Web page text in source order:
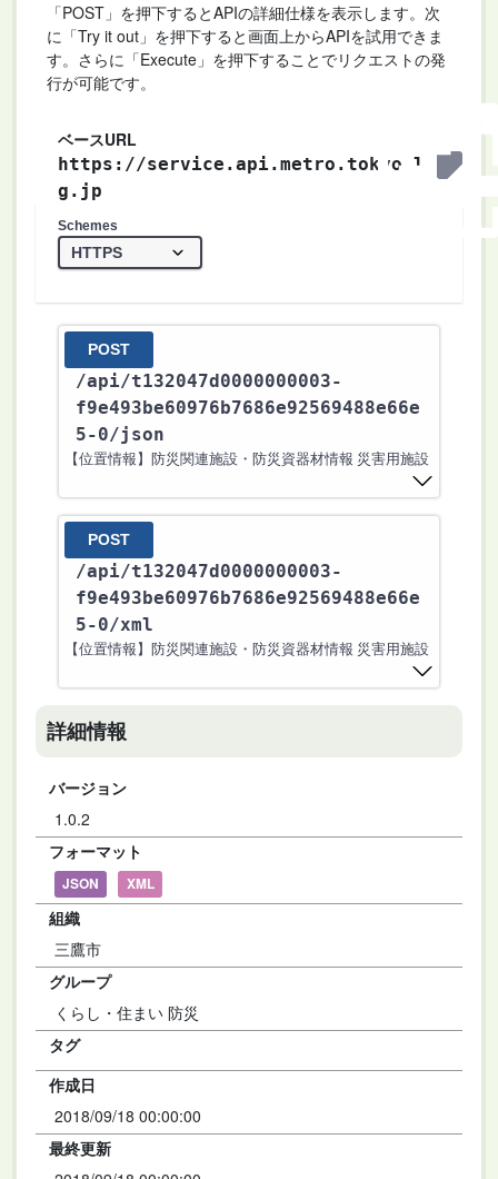
「POST」を押下するとAPIの詳細仕様を表示します。次
に「Try it out」を押下すると画面上からAPIを試用できま
す。さらに「Execute」を押下することでリクエストの発
行が可能です。
ベースURL
https://service.api.metro.tokyo.l
g.jp
Schemes
POST
/api/t132047d0000000003-
f9e493be60976b7686e92569488e66e
5-0/json
【位置情報】防災関連施設・防災資器材情報 災害用施設
POST
/api/t132047d0000000003-
f9e493be60976b7686e92569488e66e
5-0/xml
【位置情報】防災関連施設・防災資器材情報 災害用施設
詳細情報
バージョン
1.0.2
フォーマット
JSON XML
組織
三鷹市
グループ
くらし・住まい 防災
タグ
作成日
2018/09/18 00:00:00
最終更新